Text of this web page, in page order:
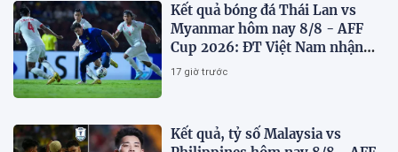
Kết quả bóng đá Thái Lan vs
Myanmar hôm nay 8/8 - AFF
Cup 2026: ĐT Việt Nam nhận
'chiến thư'
17 giờ trước
Kết quả, tỷ số Malaysia vs